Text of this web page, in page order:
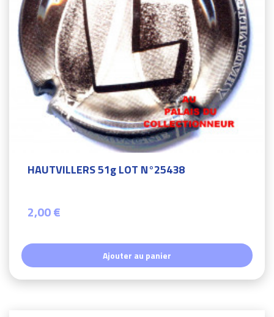
HAUTVILLERS 51g LOT N°25438
2,00 €
Ajouter au panier